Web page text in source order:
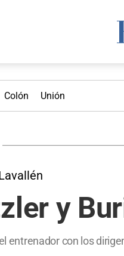
Colón Unión
y
entrenador con los